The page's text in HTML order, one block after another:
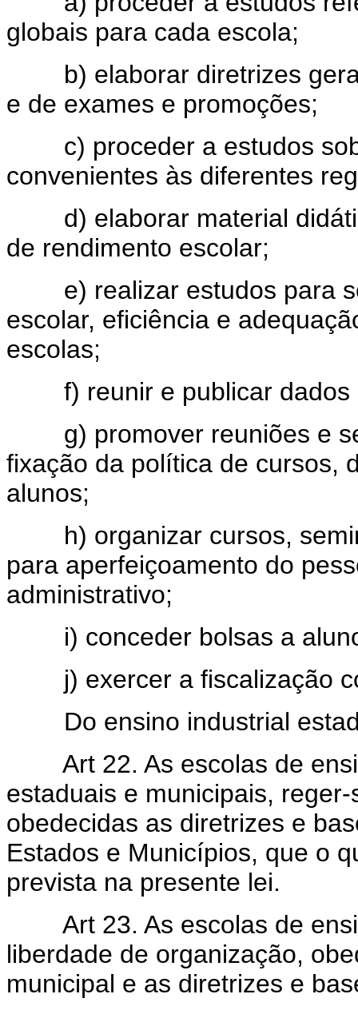
globais para cada escola;
b) elaborar diretrizes
e de exames e promoções;
c) proceder a estudos
convenientes às diferentes
d) elaborar material
de rendimento escolar;
e) realizar estudos para
escolar, eficiência e
escolas;
f) reunir e publicar dados
g) promover reuniões e
fixação da política de cursos,
alunos;
h) organizar cursos,
para aperfeiçoamento do
administrativo;
i) conceder bolsas a
j) exercer a fiscalização
Do ensino industrial
Art 22. As escolas de
estaduais e municipais,
obedecidas as diretrizes e
Estados e Municípios, que o
prevista na presente lei.
Art 23. As escolas de
liberdade de organização,
municipal e as diretrizes e